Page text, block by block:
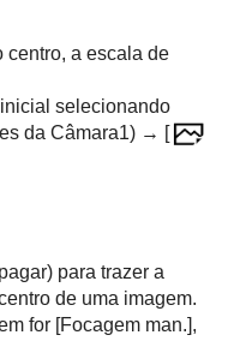
centro, a escala de
selecionando
da Câmara1) → [
para trazer a
de uma imagem.
for [Focagem man.],